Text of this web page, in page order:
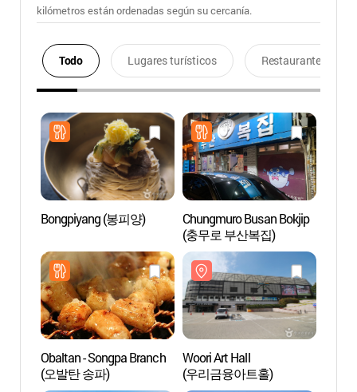
kilómetros están ordenadas según su cercanía.
Todo Lugares turísticos Restaurantes
Bongpiyang (봉피양)
Chungmuro Busan Bokjip
(충무로 부산복집)
Obaltan - Songpa Branch
(오발탄 송파)
Woori Art Hall
(우리금융아트홀)